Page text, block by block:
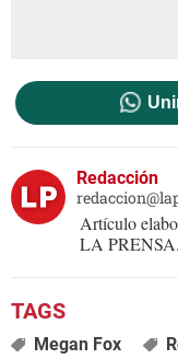
Redacción
Artículo
LA PRENSA.
Megan Fox